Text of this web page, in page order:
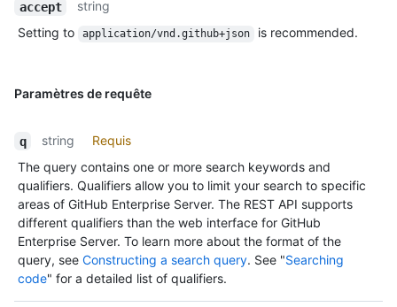
accept
string
Setting to
application/vnd.github+json is recommended.
Paramètres de requête
q string
Requis
The query contains one or more search keywords and
qualifiers. Qualifiers allow you to limit your search to specific
areas of GitHub Enterprise Server. The REST API supports
different qualifiers than the web interface for GitHub
Enterprise Server. To learn more about the format of the
query, see Constructing a search query. See "Searching
code" for a detailed list of qualifiers.